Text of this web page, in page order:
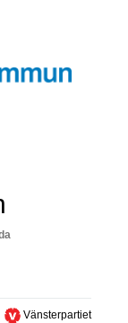
Vänsterpartiet